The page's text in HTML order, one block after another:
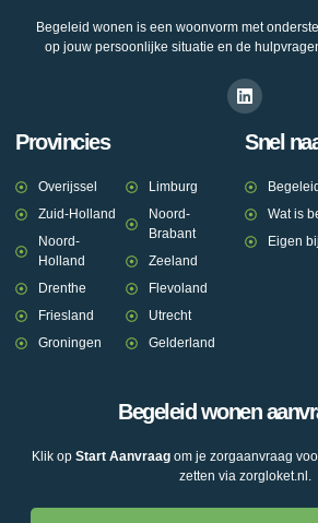
Begeleid wonen is een woonvorm met
op jouw persoonlijke situatie en de
Provincies
Overijssel
Zuid-Holland
Noord-
Holland
Drenthe
Friesland
Groningen
Limburg
Noord-
Brabant
Zeeland
Flevoland
Utrecht
Gelderland
Snel
Wat is
Eigen
Begeleid wonen
Klik op Start Aanvraagom je zorgaanvraag
zetten via zorgloket.nl.